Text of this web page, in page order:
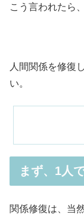
こう言われたら
人間関係を修復
い。
まず、1人
関係修復は、当